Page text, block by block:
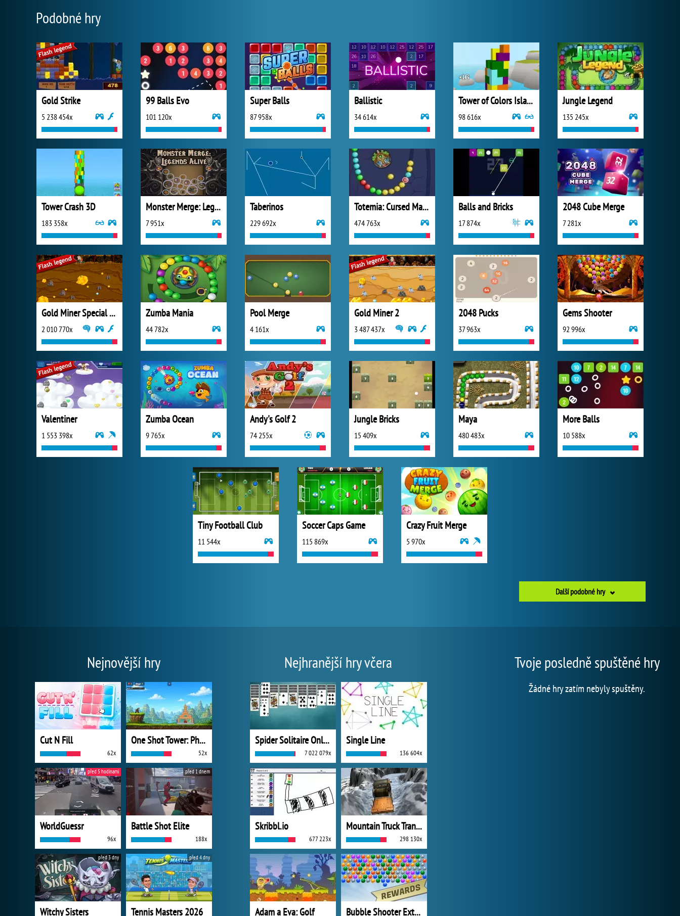
Podobné hry
Gold Strike
5 238 454x
99 Balls Evo
101 120x
Super Balls
87 958x
Ballistic
34 614x
Tower of Colors Island Edition
98 616x
Jungle Legend
135 245x
Tower Crash 3D
183 358x
Monster Merge: Legends Alive
7 951x
Taberinos
229 692x
Totemia: Cursed Marbles
474 763x
Balls and Bricks
17 874x
2048 Cube Merge
7 281x
Gold Miner Special Edition
2 010 770x
Zumba Mania
44 782x
Pool Merge
4 161x
Gold Miner 2
3 487 437x
2048 Pucks
37 963x
Gems Shooter
92 996x
Valentiner
1 553 398x
Zumba Ocean
9 765x
Andy's Golf 2
74 255x
Jungle Bricks
15 409x
Maya
480 483x
More Balls
10 588x
Tiny Football Club
11 544x
Soccer Caps Game
115 869x
Crazy Fruit Merge
5 970x
Další podobné hry
Nejnovější hry
Cut N Fill
62x
One Shot Tower: Physics Destroyer
52x
WorldGuessr
96x
před 5 hodinami
Battle Shot Elite
188x
před 1 dnem
Witchy Sisters
před 3 dny
Tennis Masters 2026
před 4 dny
Nejhranější hry včera
Spider Solitaire Online
7 022 079x
Single Line
136 604x
Skribbl.io
677 223x
Mountain Truck Transport
298 130x
Adam a Eva: Golf Bubble Shooter Extreme
Tvoje posledně spuštěné hry
Žádné hry zatím nebyly spuštěny.